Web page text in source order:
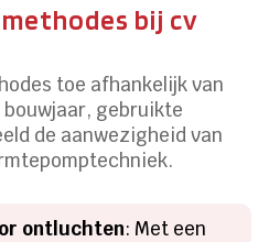
bij cv
toe afhankelijk van
gebruikte
de aanwezigheid van
ontluchten: Met een